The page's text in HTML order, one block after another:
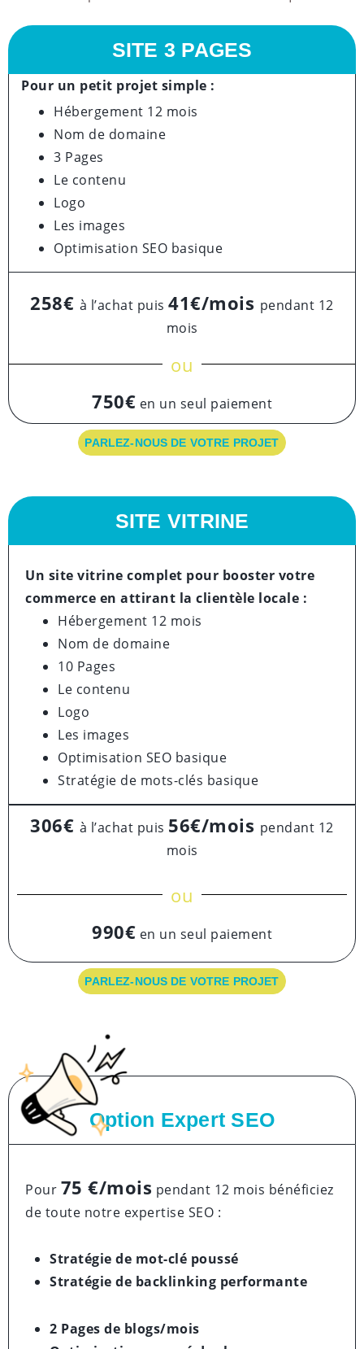
SITE 3 PAGES
Pour un petit projet simple :
Hébergement 12 mois
Nom de domaine
3 Pages
Le contenu
Logo
Les images
Optimisation SEO basique
258€ à l’achat puis41€/mois pendant 12
mois
ou
750€ en un seul paiement
PARLEZ-NOUS DE VOTRE PROJET
SITE VITRINE
Un site vitrine complet pour booster votre
commerce en attirant la clientèle locale :
Hébergement 12 mois
Nom de domaine
10 Pages
Le contenu
Logo
Les images
Optimisation SEO basique
Stratégie de mots-clés basique
306€ à l’achat puis 56€/mois pendant 12
mois
ou
990€ en un seul paiement
PARLEZ-NOUS DE VOTRE PROJET
Option Expert SEO
Pour 75 €/mois pendant 12 mois bénéficiez
de toute notre expertise SEO :
Stratégie de mot-clé poussé
Stratégie de backlinking performante
2 Pages de blogs/mois